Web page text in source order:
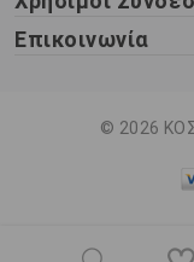
Επικοινωνία
© 2026